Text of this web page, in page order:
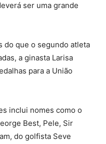
ser uma grande
do que o segundo atleta
a ginasta Larisa
para a União
inclui nomes como o
Best, Pele, Sir
do golfista Seve